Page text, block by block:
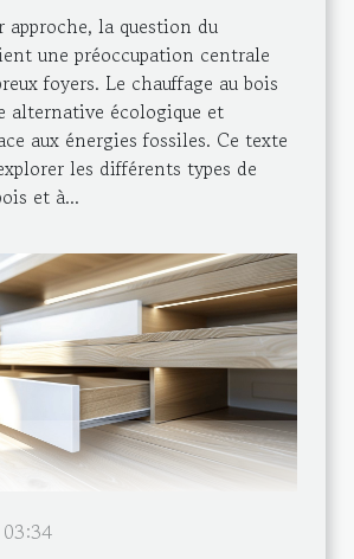
approche, la question du
une préoccupation centrale
foyers. Le chauffage au bois
alternative écologique et
aux énergies fossiles. Ce texte
les différents types de
et à...